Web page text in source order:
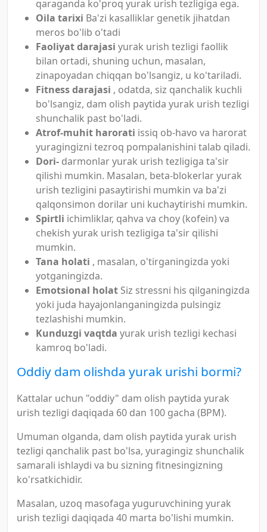
qaraganda ko'proq yurak urish tezligiga ega.
Oila tarixi Ba'zi kasalliklar genetik jihatdan
meros bo'lib o'tadi
Faoliyat darajasi yurak urish tezligi faollik
bilan ortadi, shuning uchun, masalan,
zinapoyadan chiqqan bo'lsangiz, u ko'tariladi.
Fitness darajasi , odatda, siz qanchalik kuchli
bo'lsangiz, dam olish paytida yurak urish tezligi
shunchalik past bo'ladi.
Atrof-muhit harorati issiq ob-havo va harorat
yuragingizni tezroq pompalanishini talab qiladi.
Dori- darmonlar yurak urish tezligiga ta'sir
qilishi mumkin. Masalan, beta-blokerlar yurak
urish tezligini pasaytirishi mumkin va ba'zi
qalqonsimon dorilar uni kuchaytirishi mumkin.
Spirtli ichimliklar, qahva va choy (kofein) va
chekish yurak urish tezligiga ta'sir qilishi
mumkin.
Tana holati , masalan, o'tirganingizda yoki
yotganingizda.
Emotsional holat Siz stressni his qilganingizda
yoki juda hayajonlanganingizda pulsingiz
tezlashishi mumkin.
Kunduzgi vaqtda yurak urish tezligi kechasi
kamroq bo'ladi.
Oddiy dam olishda yurak urishi bormi?
Kattalar uchun "oddiy" dam olish paytida yurak
urish tezligi daqiqada 60 dan 100 gacha (BPM).
Umuman olganda, dam olish paytida yurak urish
tezligi qanchalik past bo'lsa, yuragingiz shunchalik
samarali ishlaydi va bu sizning fitnesingizning
ko'rsatkichidir.
Masalan, uzoq masofaga yuguruvchining yurak
urish tezligi daqiqada 40 marta bo'lishi mumkin.